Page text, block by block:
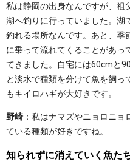
私は静岡の出身なんですが、祖
湖へ釣りに行っていました。湖
釣れる場所なんです。あと、季
に乗って流れてくることがあっ
てきました。自宅には60cmと
と淡水で種類を分けて魚を飼
もキイロハギが大好きです。
野崎 ：私はナマズやニョロニ
ている種類が好きですね。
知られずに消えていく魚た